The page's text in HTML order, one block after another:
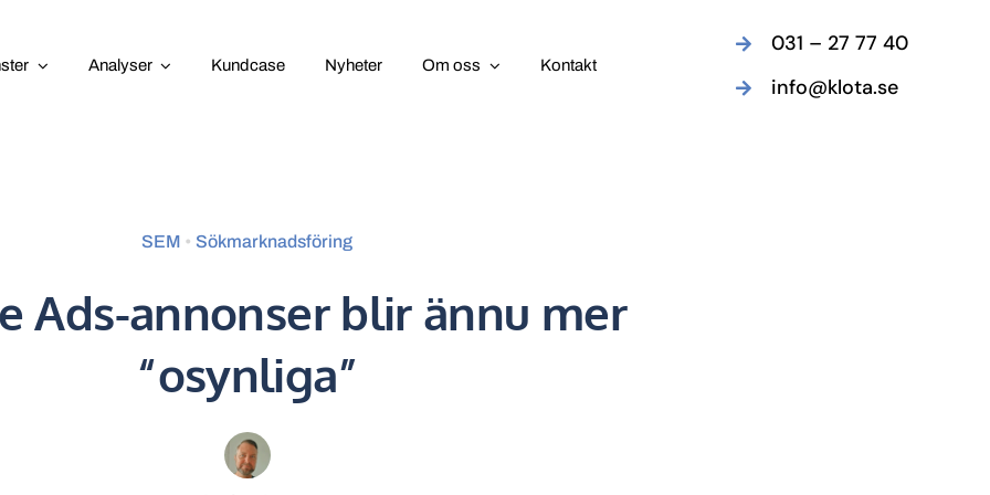
Analyser Kundcase Nyheter Om oss Kontakt
031 – 27 77 40
info@klota.se
SEM • Sökmarknadsföring
Ads-annonser blir ännu mer
“osynliga”